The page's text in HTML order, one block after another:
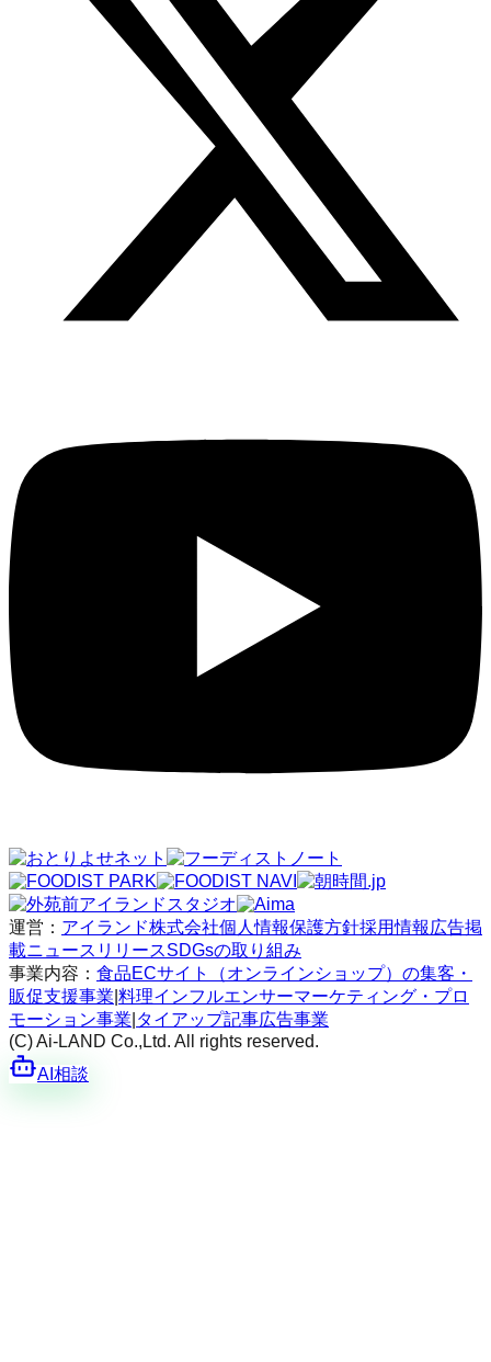
運営： アイランド株式会社個人情報保護方針採用情報 広告掲
載ニュースリリースSDGsの取り組み
事業内容： 食品ECサイト（オンラインショップ）の集客・
販促支援事業 料理インフルエンサーマーケティング・プロ
モーション事業 タイアップ記事広告事業
(C) Ai-LAND Co.,Ltd. All rights reserved.
AI相談